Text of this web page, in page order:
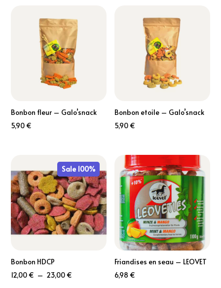
Bonbon fleur – Galo’snack
5,90€
Bonbon etoile – Galo’snack
5,90€
Sale 100%
Bonbon HDCP
12,00€ – 23,00€
Friandises en seau – LEOVET
6,98€